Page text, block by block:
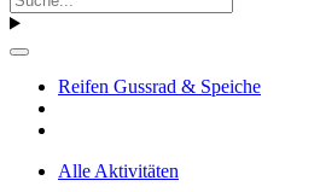
Reifen Gussrad & Speiche
Alle Aktivitäten